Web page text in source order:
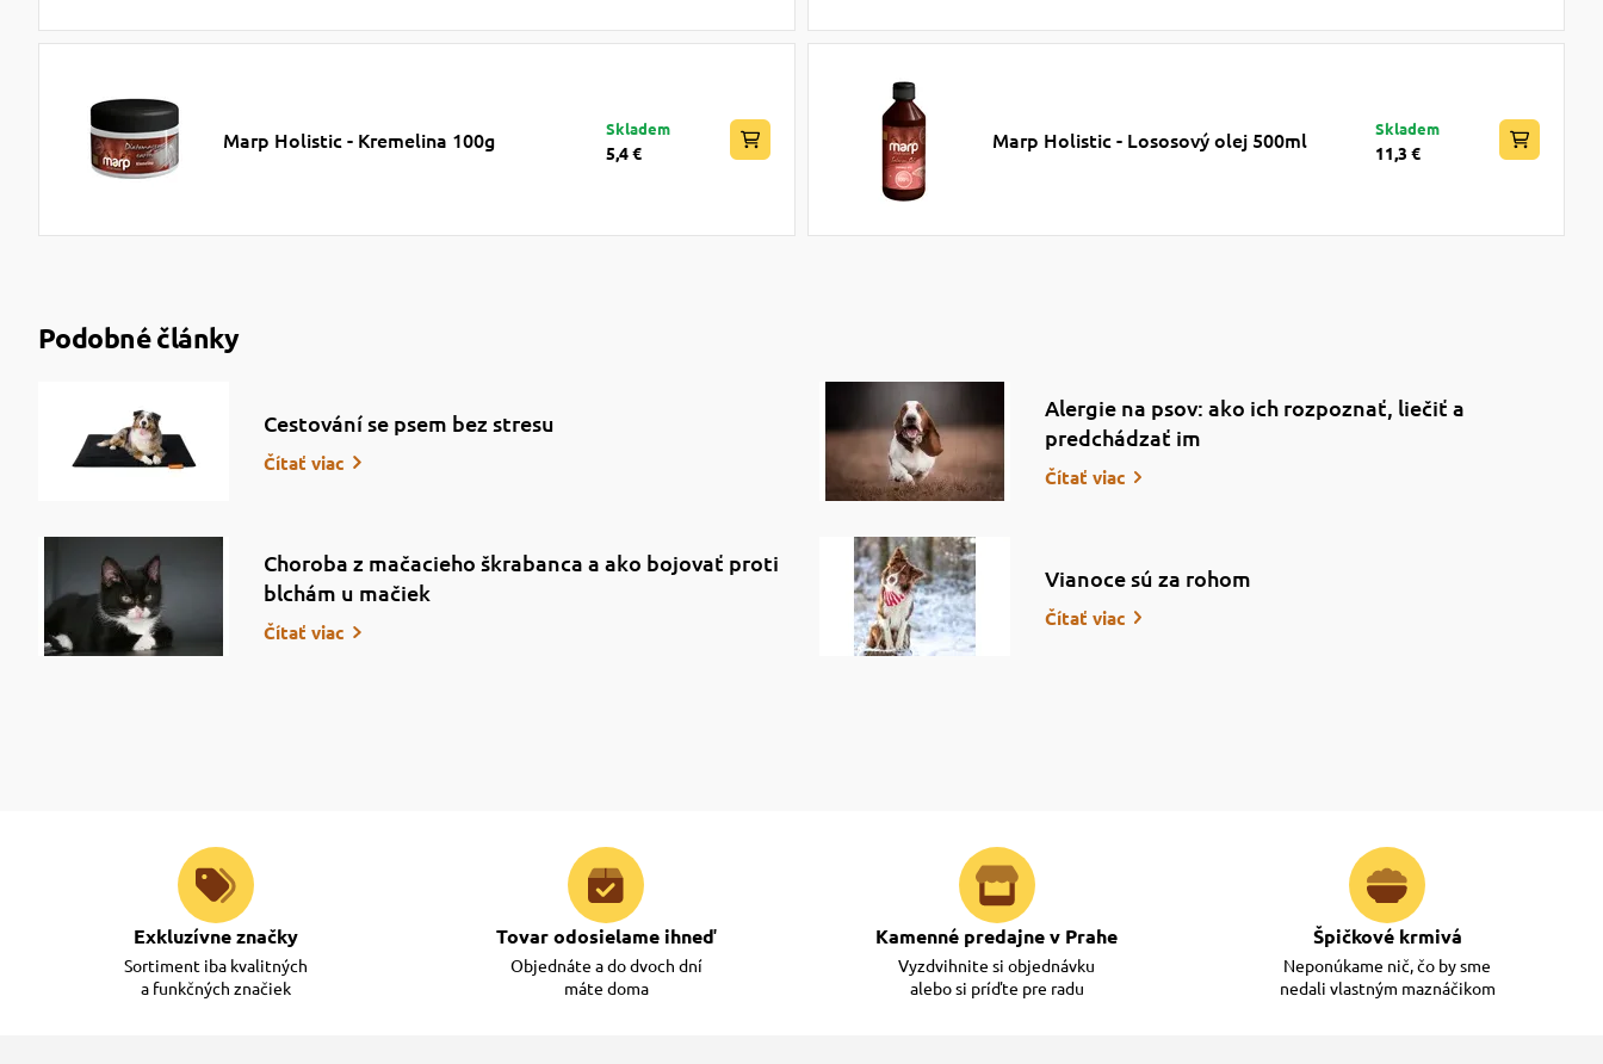
Marp Holistic - Kremelina 100g Skladem
5,4 €
Marp Holistic - Lososový olej 500ml Skladem
11,3 €
Podobné články
Cestování se psem bez stresu
Čítať viac
Alergie na psov: ako ich rozpoznať, liečiť a
predchádzať im
Čítať viac
Choroba z mačacieho škrabanca a ako bojovať proti
blchám u mačiek
Čítať viac
Vianoce sú za rohom
Čítať viac
Exkluzívne značky
Sortiment iba kvalitných
a funkčných značiek
Tovar odosielame ihneď
Objednáte a do dvoch dní
máte doma
Kamenné predajne v Prahe
Vyzdvihnite si objednávku
alebo si príďte pre radu
Špičkové krmivá
Neponúkame nič, čo by sme
nedali vlastným maznáčikom